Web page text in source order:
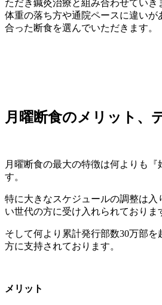
ただき鍼灸治療と組み合わせていき
体重の落ち方や通院ペースに違いが
合った断食を選んでいただきます。
月曜断食のメリット、
月曜断食の最大の特徴は何よりも『
す。
特に大きなスケジュールの調整は入
い世代の方に受け入れられておりま
そして何より累計発行部数30万部
方に支持されております。
メリット